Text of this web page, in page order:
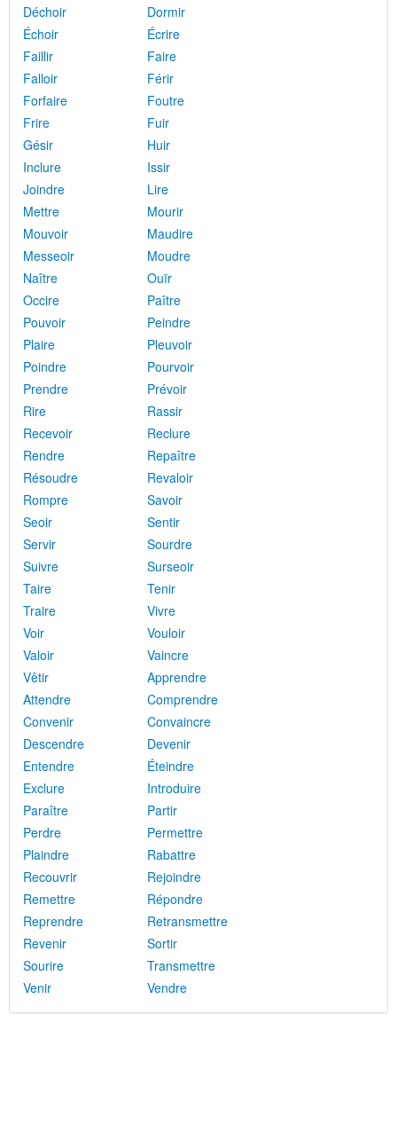
Déchoir
Dormir
Échoir
Écrire
Faillir
Faire
Falloir
Férir
Forfaire
Foutre
Frire
Fuir
Gésir
Huir
Inclure
Issir
Joindre
Lire
Mettre
Mourir
Mouvoir
Maudire
Messeoir
Moudre
Naître
Ouïr
Occire
Paître
Pouvoir
Peindre
Plaire
Pleuvoir
Poindre
Pourvoir
Prendre
Prévoir
Rire
Rassir
Recevoir
Reclure
Rendre
Repaître
Résoudre
Revaloir
Rompre
Savoir
Seoir
Sentir
Servir
Sourdre
Suivre
Surseoir
Taire
Tenir
Traire
Vivre
Voir
Vouloir
Valoir
Vaincre
Vêtir
Apprendre
Attendre
Comprendre
Convenir
Convaincre
Descendre
Devenir
Entendre
Éteindre
Exclure
Introduire
Paraître
Partir
Perdre
Permettre
Plaindre
Rabattre
Recouvrir
Rejoindre
Remettre
Répondre
Reprendre
Retransmettre
Revenir
Sortir
Sourire
Transmettre
Venir
Vendre